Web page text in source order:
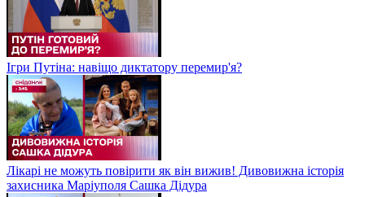
Ігри Путіна: навіщо диктатору перемир'я?
Лікарі не можуть повірити як він вижив! Дивовижна історія
захисника Маріуполя Сашка Дідура